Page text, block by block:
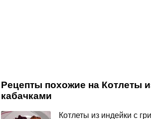
Рецепты похожие на Котлеты
кабачками
Котлеты из индейки с